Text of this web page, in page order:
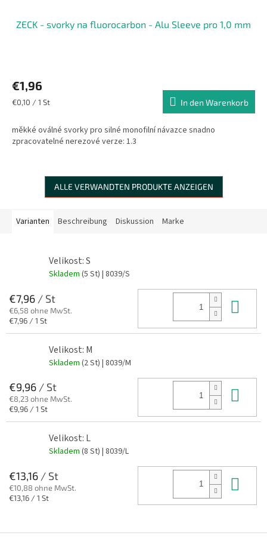
ZECK - svorky na fluorocarbon - Alu Sleeve pro 1,0 mm
€1,96
Verkaufspreis:
€0,10 / 1 St In den Warenkorb
měkké oválné svorky pro silné monofilní návazce snadno
zpracovatelné nerezové verze: 1.3
ALLE VERWANDTEN PRODUKTE ANZEIGEN
Varianten Beschreibung Diskussion Marke
Velikost: S
Skladem (5 St) | 8039/S
€7,96 / St
€6,58 ohne MwSt.
Verkaufspreis:
€7,96 / 1 St
Velikost: M
Skladem (2 St) | 8039/M
€9,96 / St
€8,23 ohne MwSt.
Verkaufspreis:
€9,96 / 1 St
Velikost: L
Skladem (8 St) | 8039/L
€13,16 / St
€10,88 ohne MwSt.
Verkaufspreis:
€13,16 / 1 St